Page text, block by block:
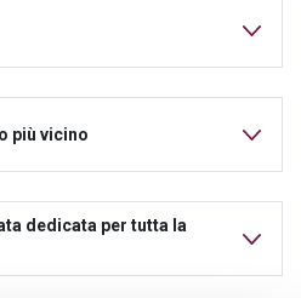
più vicino
dedicata per tutta la